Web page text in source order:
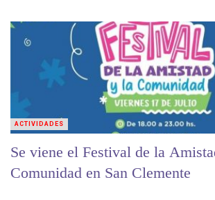
Se viene el Festival de la
Comunidad en San Clemente
ACTIVIDADES